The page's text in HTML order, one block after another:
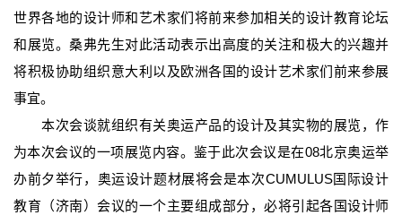
世界各地的设计师和艺术家们将前来参加相关的设计教育论坛
和展览。桑弗先生对此活动表示出高度的关注和极大的兴趣并
将积极协助组织意大利以及欧洲各国的设计艺术家们前来参展
事宜。
本次会谈就组织有关奥运产品的设计及其实物的展览，作
为本次会议的一项展览内容。鉴于此次会议是在08北京奥运举
办前夕举行，奥运设计题材展将会是本次CUMULUS国际设计
教育（济南）会议的一个主要组成部分，必将引起各国设计师